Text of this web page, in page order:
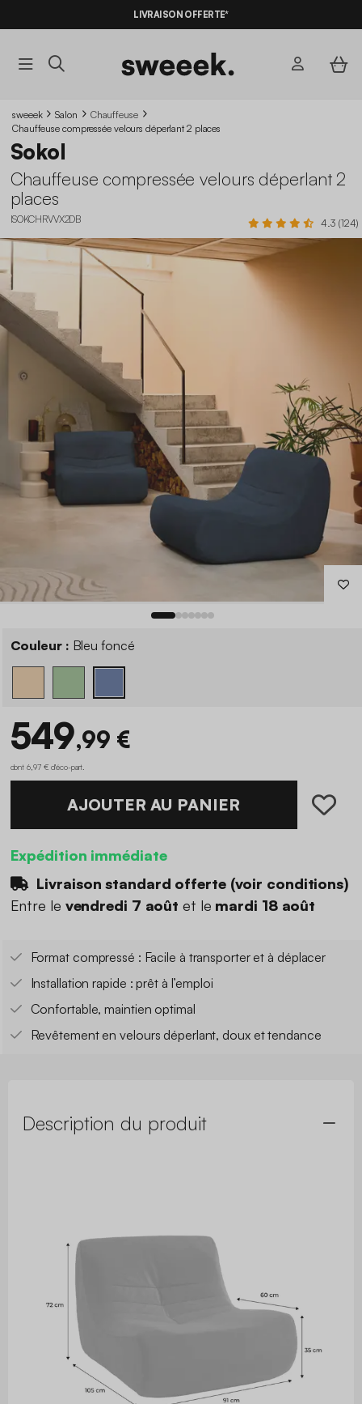
BONS PLANS* AVEC LECODE SUMMER10
LIVRAISON OFFERTE*
sweeek Salon
Chauffeuse
Chauffeuse compressée velours déperlant 2 places
Sokol
Chauffeuse compressée velours déperlant 2
places
ISOKCHRVVX2DB 4.3 (124)
Couleur : Bleu foncé
549,99 €
dont 6,97 € d'éco-part
AJOUTER AU PANIER
Expédition immédiate
Livraison standard offerte (voir conditions)
Entre le vendredi 7 août et le mardi 18 août
Format compressé : Facile à transporter et à déplacer
Installation rapide : prêt à l’emploi
Confortable, maintien optimal
Revêtement en velours déperlant, doux et tendance
Description du produit